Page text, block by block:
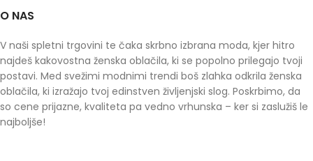
O NAS
V naši spletni trgovini te čaka skrbno izbrana moda, kjer hitro
najdeš kakovostna ženska oblačila, ki se popolno prilegajo tvoji
postavi. Med svežimi modnimi trendi boš zlahka odkrila ženska
oblačila, ki izražajo tvoj edinstven življenjski slog. Poskrbimo, da
so cene prijazne, kvaliteta pa vedno vrhunska – ker si zaslužiš le
najboljše!